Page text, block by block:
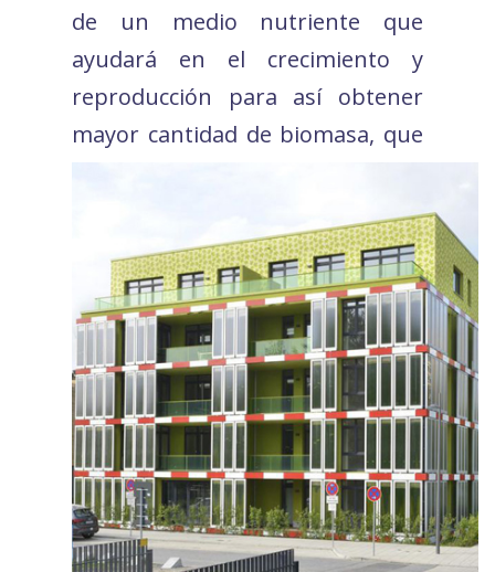
de un medio nutriente que
ayudará en el crecimiento y
reproducción para así obtener
mayor cantidad de biomasa, que
actividades de interés comercial.